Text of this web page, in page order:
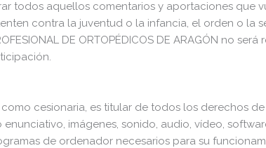
todos aquellos comentarios y aportaciones que
contra la juventud o la infancia, el orden o la
DE ORTOPÉDICOS DE ARAGÓN no
o como cesionaria, es titular de todos los
imágenes, sonido, audio, vídeo,
de ordenador necesarios para su